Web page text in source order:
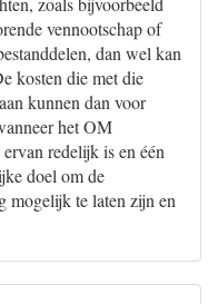
vennootschap of
dan wel kan
kosten die met die
kunnen dan voor
het OM
redelijk is en één
doel om de
mogelijk te laten zijn en